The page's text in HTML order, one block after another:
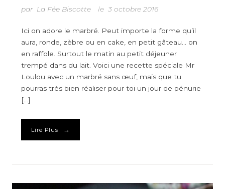
par La Fée Biscotte le 3 octobre 2016
Ici on adore le marbré. Peut importe la forme qu’il
aura, ronde, zèbre ou en cake, en petit gâteau… on
en raffole. Surtout le matin au petit déjeuner
trempé dans du lait. Voici une recette spéciale Mr
Loulou avec un marbré sans œuf, mais que tu
pourras très bien réaliser pour toi un jour de pénurie
[…]
Lire Plus →